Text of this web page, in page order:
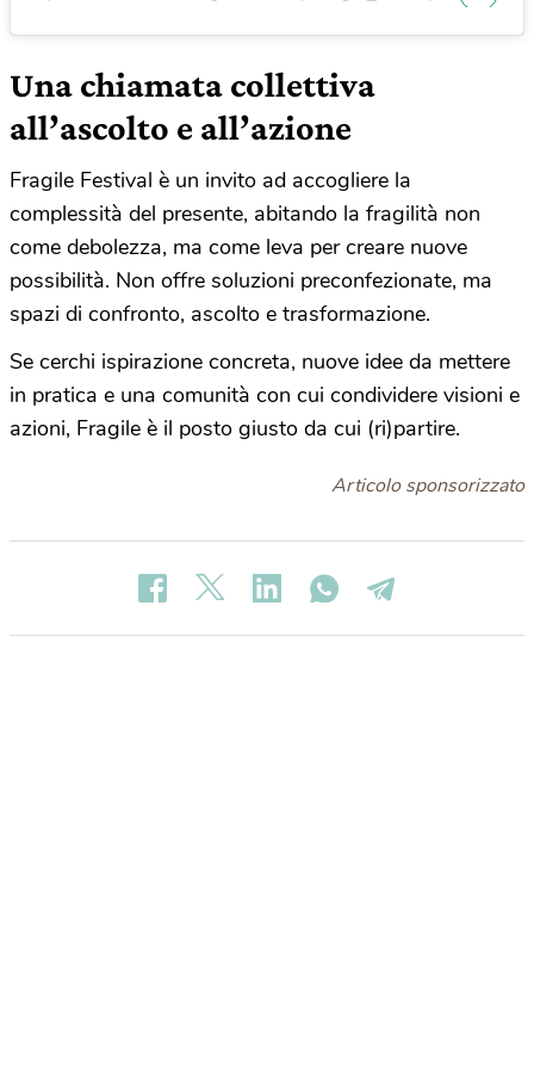
Una chiamata collettiva
all’ascolto e all’azione
Fragile Festival è un invito ad accogliere la
complessità del presente, abitando la fragilità non
come debolezza, ma come leva per creare nuove
possibilità. Non offre soluzioni preconfezionate, ma
spazi di confronto, ascolto e trasformazione.
Se cerchi ispirazione concreta, nuove idee da mettere
in pratica e una comunità con cui condividere visioni e
azioni, Fragile è il posto giusto da cui (ri)partire.
Articolo sponsorizzato